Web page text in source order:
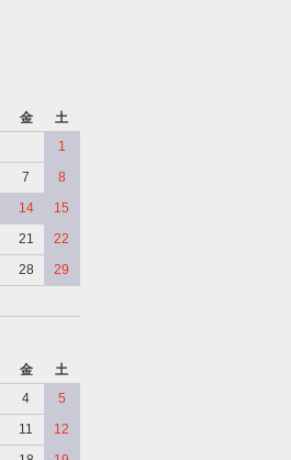
金
土
1
7
8
14
15
21
22
28
29
金
土
4
5
11
12